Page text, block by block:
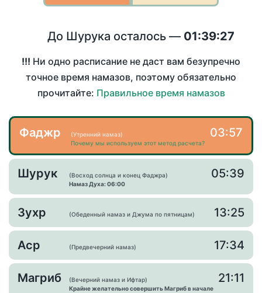
До Шурука осталось — 01:39:27
!!! Ни одно расписание не даст вам безупречно
точное время намазов, поэтому обязательно
прочитайте: Правильное время намазов
Фаджр
(Утренний намаз)
Почему мы используем этот метод расчета?
03:57
Шурук
(Восход солнца и конец Фаджра)
Намаз Духа: 06:00
05:39
Зухр (Обеденный намаз и Джума по пятницам) 13:25
Аср (Предвечерний намаз) 17:34
Магриб
(Вечерний намаз и Ифтар)
Крайне желательно совершить Магриб в начале
21:11